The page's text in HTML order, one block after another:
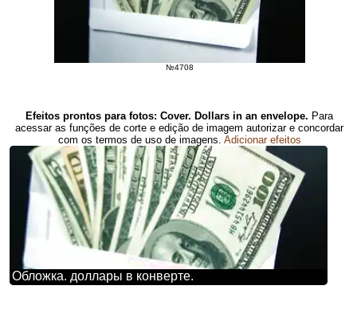
№4708
Efeitos prontos para fotos: Cover. Dollars in an envelope. Para
acessar as funções de corte e edição de imagem autorizar e concordar
com os termos de uso de imagens. Adicionar efeitos
Обложка. доллары в конверте.